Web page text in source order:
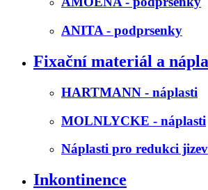
ANITA - podprsenky
Fixační materiál a
HARTMANN - náplasti
MOLNLYCKE - náplasti
Náplasti pro redukci jizev
Inkontinence